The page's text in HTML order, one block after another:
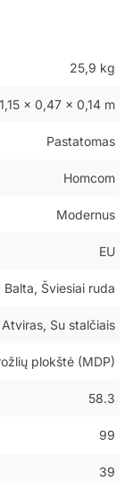
25,9 kg
1,15 × 0,47 × 0,14 m
Pastatomas
Homcom
Modernus
EU
Balta, Šviesiai ruda
Atviras, Su stalčiais
plokštė (MDP)
58.3
99
39